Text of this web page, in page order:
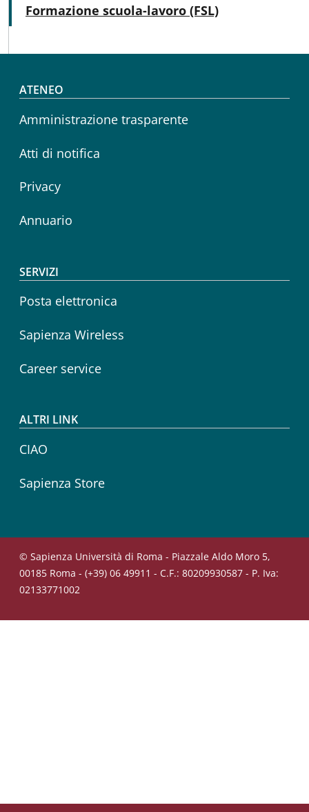
Formazione scuola-lavoro (FSL)
Footer menu
ATENEO
Amministrazione trasparente
Atti di notifica
Privacy
Annuario
SERVIZI
Posta elettronica
Sapienza Wireless
Career service
ALTRI LINK
CIAO
Sapienza Store
© Sapienza Università di Roma - Piazzale Aldo Moro 5,
00185 Roma - (+39) 06 49911 - C.F.: 80209930587 - P. Iva:
02133771002